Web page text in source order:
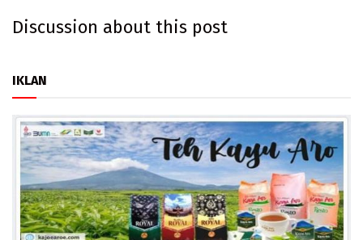
Discussion about this post
IKLAN